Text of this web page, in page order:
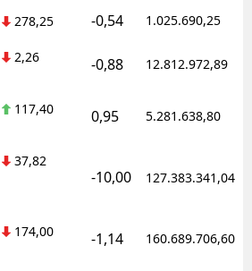
278,25 -0,54 1.025.690,25
2,26 -0,88 12.812.972,89
117,40 0,95 5.281.638,80
37,82
-10,00 127.383.341,04
174,00 -1,14 160.689.706,60